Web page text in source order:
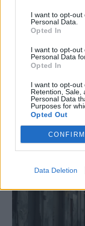
I want to opt-out
Personal Data.
Opted In
I want to opt-
Personal Data
Opted In
I want to opt-out
Retention, Sale,
Personal Data
Purposes for
Opted Out
CONFIRM
Data Deletion
Actus Info
Pourquoi le
des voitures
Auto Pour Vous